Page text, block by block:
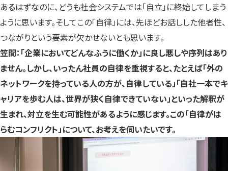
あるはずなのに、どうも社会システムでは「自立」に終始してしまう
ように思います。そしてこの「自律」には、先ほどお話しした他者性、
つながりという要素が欠かせないとも思います。
笠間：「企業においてどんなふうに働くか」に良し悪しや序列はあり
ません。しかし、いったん社員の自律を重視すると、たとえば「外の
ネットワークを持っている人の方が、自律している」「自社一本でキ
ャリアを歩む人は、世界が狭く自律できていない」といった解釈が
生まれ、対立を生む可能性があるように感じます。この「自律がは
らむコンフリクト」について、お考えを伺いたいです。